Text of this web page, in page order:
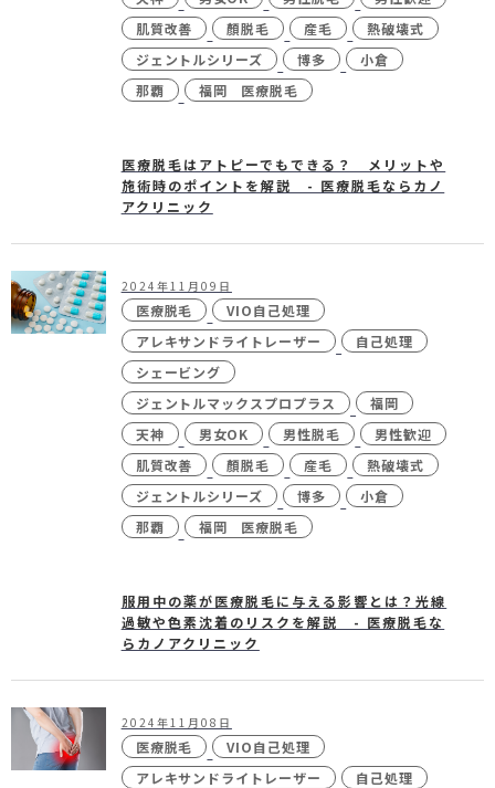
- CO2（炭酸ガス）レーザー
- ジュベルック(Juvelook)
- ボツリヌストキシン注射
- マッサージピール
- 点滴・注射
24時間受付
WEB予約
メール
お問い合わせ
個人情報保護方針 特定商取引法に基づく表記
肌質改善
顏脱毛 産毛
熱破壊式
ジェントルシリーズ
博多
小倉
那覇
福岡 医療脱毛
医療脱毛はアトピーでもできる？ メリットや
施術時のポイントを解説 - 医療脱毛ならカノ
アクリニック
2024年11月09日
医療脱毛
VIO自己処理
アレキサンドライトレーザー
自己処理
シェービング
ジェントルマックスプロプラス
福岡
天神
男女OK 男性脱毛
男性歓迎
肌質改善
顏脱毛 産毛
熱破壊式
ジェントルシリーズ
博多
小倉
那覇
福岡 医療脱毛
服用中の薬が医療脱毛に与える影響とは？光線
過敏や色素沈着のリスクを解説 - 医療脱毛な
らカノアクリニック
2024年11月08日
医療脱毛
VIO自己処理
アレキサンドライトレーザー
自己処理